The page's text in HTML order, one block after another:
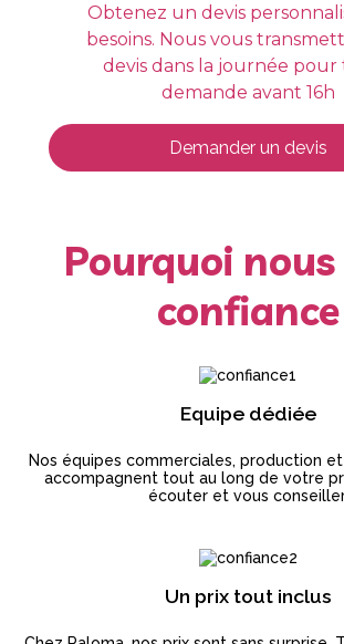
Obtenez un devis
besoins. Nous vous
devis dans la journée
demande avant 16h
Demander un devis
Pourquoi
confiance
Equipe dédiée
Nos équipes commerciales, production
accompagnent tout au long de votre
écouter et vous
Un prix tout inclus